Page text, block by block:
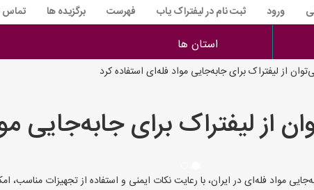
ورود ثبت نام در لیفتراک یاب فهرست برگزیده ها تماس
استان ها
از لیفتراک برای جابه‌جایی مواد فله‌ای استفاده کرد
از لیفتراک برای جابه‌جایی
مواد فله‌ای در ایران، با رعایت نکات ایمنی و استفاده از تجهیزات